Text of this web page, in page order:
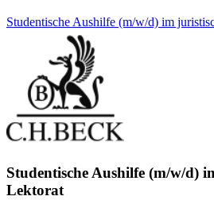
Studentische Aushilfe (m/w/d) im
Studentische Aushilfe (m/w/d)
Lektorat